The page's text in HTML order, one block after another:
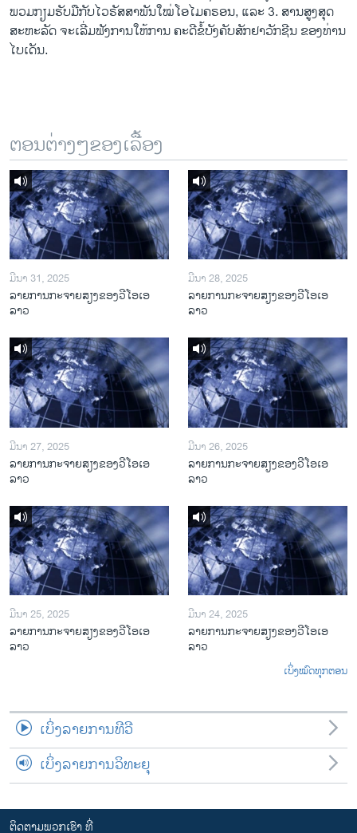
ພາສາຕ່າງໆ
ພວມກຽມຮັບມືກັບໄວຣັສສາພັນໃໝ່ໂອໄມຄຣອນ, ແລະ 3. ສານສູງສຸດ
ສະຫະລັດ ຈະເລີ່ມຟັງການໃຫ້ການ ຄະດີຂໍ້ບັງຄັບສັກຢາວັກຊີນ ຂອງທ່ານ
ໄບເດັນ.
ຕອນຕ່າງໆຂອງເລື້ອງ
ມີນາ 31, 2025
ລາຍການກະຈາຍສຽງຂອງວີໂອເອ
ລາວ
ມີນາ 28, 2025
ລາຍການກະຈາຍສຽງຂອງວີໂອເອ
ລາວ
ມີນາ 27, 2025
ລາຍການກະຈາຍສຽງຂອງວີໂອເອ
ລາວ
ມີນາ 26, 2025
ລາຍການກະຈາຍສຽງຂອງວີໂອເອ
ລາວ
ມີນາ 25, 2025
ລາຍການກະຈາຍສຽງຂອງວີໂອເອ
ລາວ
ມີນາ 24, 2025
ລາຍການກະຈາຍສຽງຂອງວີໂອເອ
ລາວ
ເບິ່ງໝົດທຸກຕອນ
ເບິ່ງລາຍການທີວີ
ເບິ່ງລາຍການວິທະຍຸ
ຕິດຕາມພວກເຮົາ ທີ່